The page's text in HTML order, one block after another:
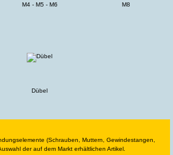
M4 - M5 - M6 M8
Dübel
(Schrauben, Muttern, Gewindestangen,
der auf dem Markt erhältlichen Artikel.